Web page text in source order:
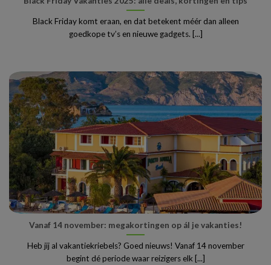
Black Friday komt eraan, en dat betekent méér dan alleen
goedkope tv’s en nieuwe gadgets. [...]
Vanaf 14 november: megakortingen op ál je vakanties!
Heb jij al vakantiekriebels? Goed nieuws! Vanaf 14 november
begint dé periode waar reizigers elk [...]